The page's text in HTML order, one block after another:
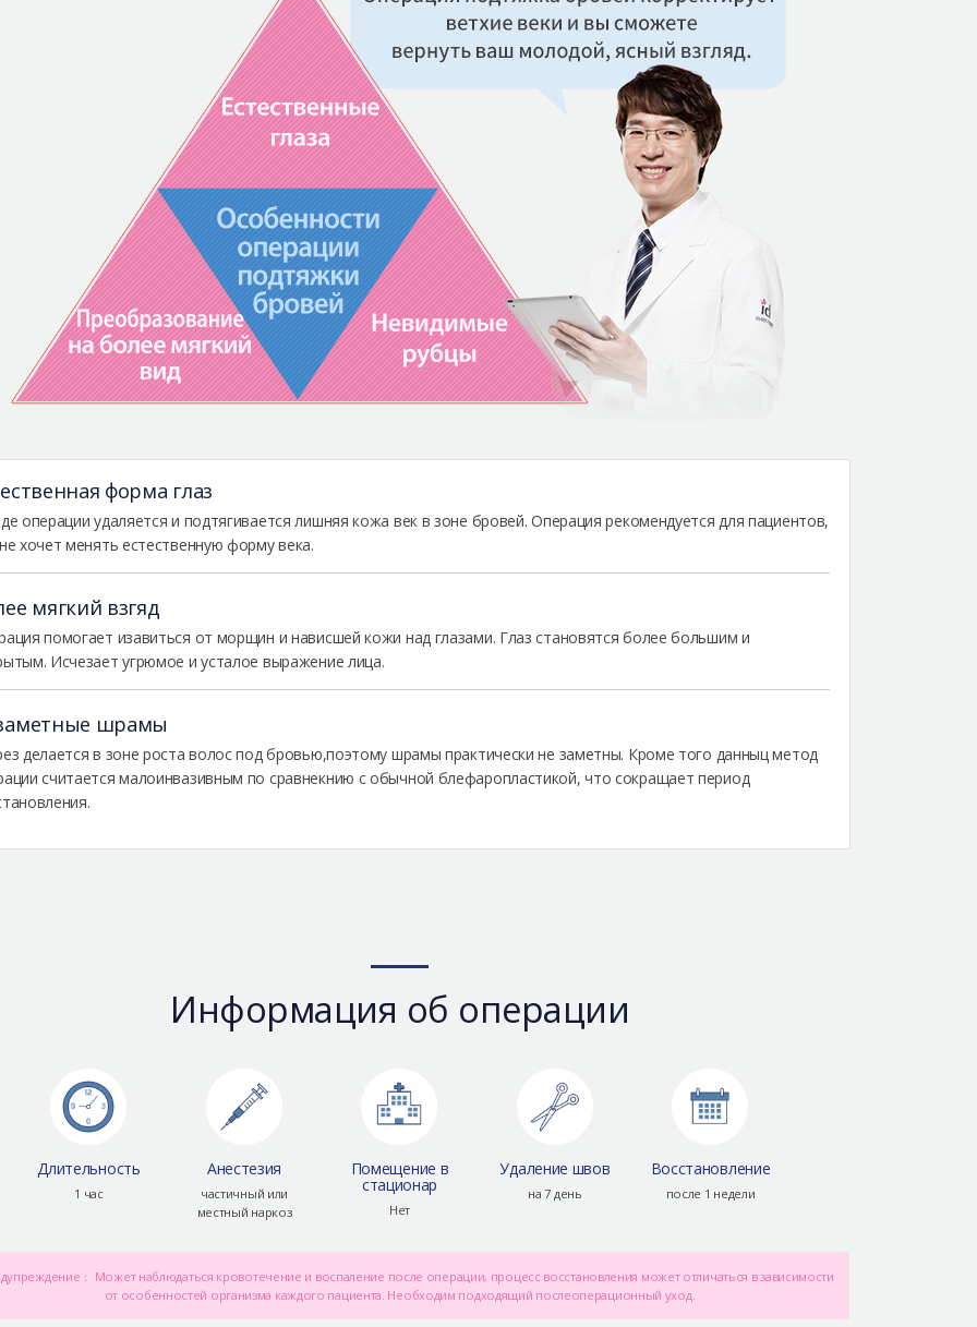
форма глаз
операции удаляется и подтягивается лишняя кожа век в зоне бровей. Операция рекомендуется для пациентов,
хочет менять естественную форму века.
мягкий взгяд
помогает изавиться от морщин и нависшей кожи над глазами. Глаз становятся более большим и
Исчезает угрюмое и усталое выражение лица.
шрамы
делается в зоне роста волос под бровью,поэтому шрамы практически не заметны. Кроме того данныц метод
считается малоинвазивным по сравнекнию с обычной блефаропластикой, что сокращает период
Информация об операции
Длительность
1 час
Анестезия
частичный или
местный наркоз
Помещение в
стационар
Нет
Удаление швов
на 7 день
Восстановление
после 1 недели
： Может наблюдаться кровотечение и воспаление после операции, процесс восстановления может отличаться в зависимости
от особенностей организма каждого пациента. Необходим подходящий послеоперационный уход.